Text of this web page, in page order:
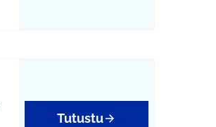
Tutustu